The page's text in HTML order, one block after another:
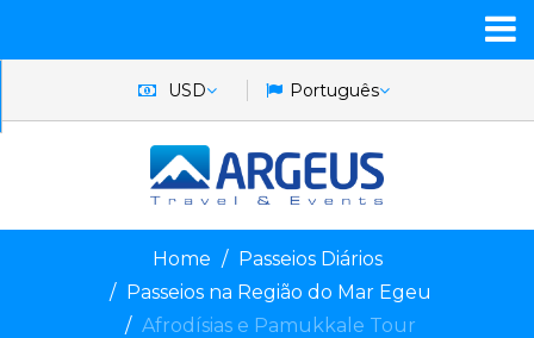
USD Português
Home
Passeios Diários
Passeios na Região do Mar Egeu
Afrodísias e Pamukkale Tour